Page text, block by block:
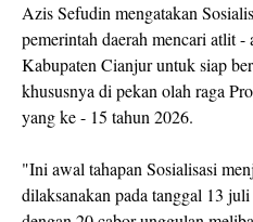
Azis Sefudin mengatakan
pemerintah daerah mencari atlit
Kabupaten Cianjur untuk siap
khususnya di pekan olah raga
yang ke - 15 tahun 2026.
"Ini awal tahapan Sosialisasi
dilaksanakan pada tanggal 13